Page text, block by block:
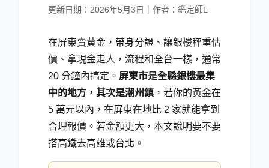
更新日期： 2026年5月3日 ｜作者：鑑定師L
在屏東賣黃金，帶身分證、讓銀樓秤重估
價、拿現金走人，流程和全台一樣，通常
20 分鐘內搞定。 屏東市是全縣銀樓最集
中的地方，其次是潮州鎮 ，若你的黃金在
5 萬元以內，在屏東在地比 2 家就能拿到
合理報價。若金額更大，本文說明要不要
搭高鐵去高雄或台北。